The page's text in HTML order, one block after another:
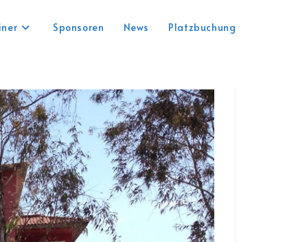
Sponsoren News Platzbuchung